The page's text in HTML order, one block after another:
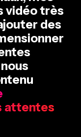
vidéo très
des
attentes